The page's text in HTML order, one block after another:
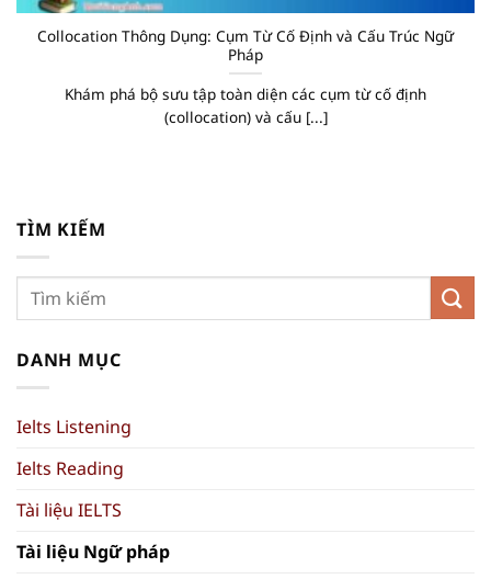
Collocation Thông Dụng: Cụm Từ Cố Định và Cấu Trúc Ngữ
Pháp
Khám phá bộ sưu tập toàn diện các cụm từ cố định
(collocation) và cấu [...]
TÌM KIẾM
DANH MỤC
Ielts Listening
Ielts Reading
Tài liệu IELTS
Tài liệu Ngữ pháp